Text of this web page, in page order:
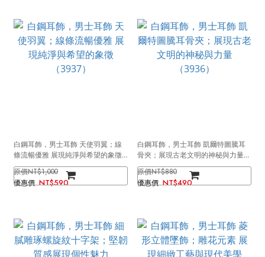
白鋼耳飾，男士耳飾 天使羽翼；線
條流暢優雅 展現純淨與希望的象徵
（3937）
NT$1,000
NT$590
白鋼耳飾，男士耳飾 凱爾特圖騰耳
骨夾；展現古老文明的神秘與力量
（3936）
NT$880
NT$490